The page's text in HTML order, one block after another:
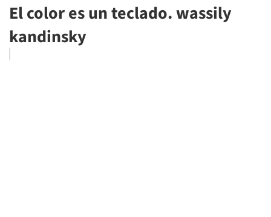
El color es un teclado. wassily
kandinsky